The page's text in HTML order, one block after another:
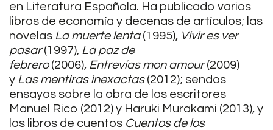
en Literatura Española. Ha publicado varios
libros de economía y decenas de artículos; las
novelas La muerte lenta(1995), Vivir es ver
pasar(1997), La paz de
febrero(2006), Entrevías mon amour(2009)
y Las mentiras inexactas(2012); sendos
ensayos sobre la obra de los escritores
Manuel Rico (2012) y Haruki Murakami (2013), y
los libros de cuentos Cuentos de los